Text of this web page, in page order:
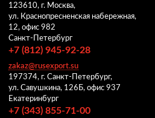
123610, г. Москва,
ул. Краснопресненская набережная,
12, офис 982
Санкт-Петербург
+7 (812) 945-92-28
zakaz@rusexport.su
197374, г. Санкт-Петербург,
ул. Савушкина, 126Б, офис 937
Екатеринбург
+7 (343) 855-71-00